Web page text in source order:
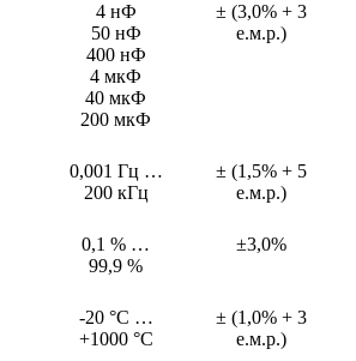
4 нФ
50 нФ
400 нФ
4 мкФ
40 мкФ
200 мкФ
± (3,0% + 3
е.м.р.)
0,001 Гц …
200 кГц
± (1,5% + 5
е.м.р.)
0,1 % …
99,9 %
±3,0%
-20 °C …
+1000 °C
± (1,0% + 3
е.м.р.)